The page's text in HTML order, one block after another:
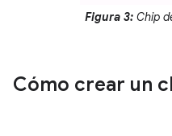
Figura 3:Chip
Cómo crear un